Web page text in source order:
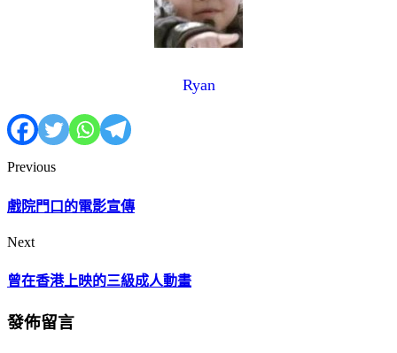
Ryan
Previous
戲院門口的電影宣傳
Next
曾在香港上映的三級成人動畫
發佈留言